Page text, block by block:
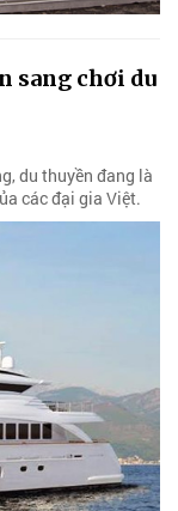
sang chơi du
du thuyền đang là
các đại gia Việt.